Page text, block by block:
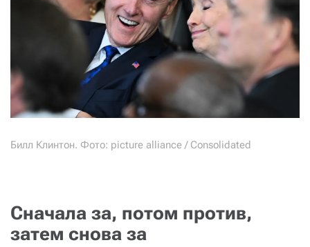
Билл Клинтон. Фото: picture alliance / Consolidated
Сначала за, потом против,
затем снова за